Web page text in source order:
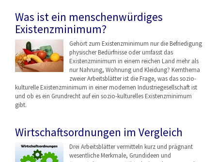
Was ist ein menschenwürdiges
Existenzminimum?
Gehört zum Existenzminimum nur die Befriedigung
physischer Bedürfnisse oder umfasst das
Existenzminimum in einem reichen Land mehr als
nur Nahrung, Wohnung und Kleidung? Kernthema
zweier Arbeitsblätter ist die Frage, was das sozio-
kulturelle Existenzminimum in einer modernen Industriegesellschaft ist
und ob es ein Grundrecht auf ein sozio-kulturelles Existenzminimum
gibt.
Wirtschaftsordnungen im Vergleich
Drei Arbeitsblätter vermitteln kurz und prägnant
wesentliche Merkmale, Grundideen und